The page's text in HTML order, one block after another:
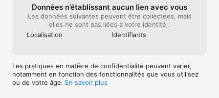
Données n’établissant aucun lien avec vous
Les données suivantes peuvent être collectées, mais
elles ne sont pas liées à votre identité :
Localisation
Identifiants
Les pratiques en matière de confidentialité peuvent varier,
notamment en fonction des fonctionnalités que vous utilisez
ou de votre âge. En savoir plus